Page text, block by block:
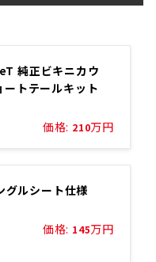
純正ビキニカウ
ートテールキット
価格: 210万円
グルシート仕様
価格: 145万円